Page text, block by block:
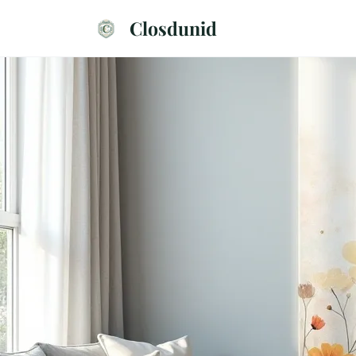
Closdunid